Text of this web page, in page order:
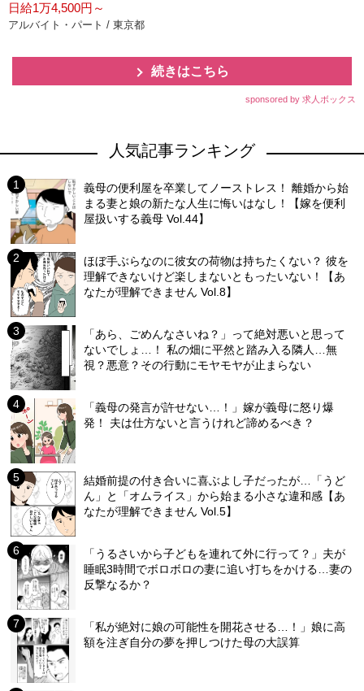
日給1万4,500円～
アルバイト・パート / 東京都
続きはこちら
sponsored by 求人ボックス
人気記事ランキング
義母の便利屋を卒業してノーストレス！ 離婚から始
まる妻と娘の新たな人生に悔いはなし！【嫁を便利
屋扱いする義母 Vol.44】
ほぼ手ぶらなのに彼女の荷物は持ちたくない？ 彼を
理解できないけど楽しまないともったいない！【あ
なたが理解できません Vol.8】
「あら、ごめんなさいね？」って絶対悪いと思って
ないでしょ…！ 私の畑に平然と踏み入る隣人…無
視？悪意？その行動にモヤモヤが止まらない
「義母の発言が許せない…！」嫁が義母に怒り爆
発！ 夫は仕方ないと言うけれど諦めるべき？
結婚前提の付き合いに喜ぶよし子だったが…「うど
ん」と「オムライス」から始まる小さな違和感【あ
なたが理解できません Vol.5】
「うるさいから子どもを連れて外に行って？」夫が
睡眠3時間でボロボロの妻に追い打ちをかける…妻の
反撃なるか？
「私が絶対に娘の可能性を開花させる…！」娘に高
額を注ぎ自分の夢を押しつけた母の大誤算